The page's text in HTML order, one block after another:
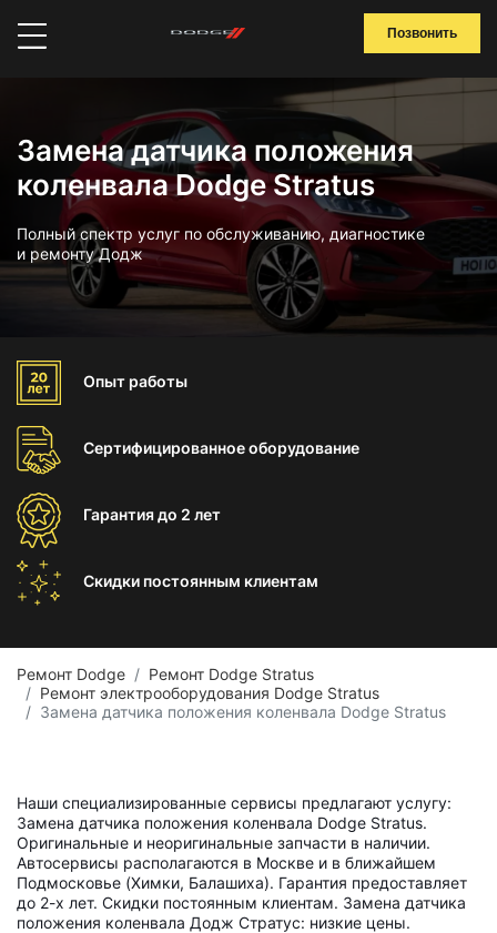
Позвонить
Замена датчика положения
коленвала Dodge Stratus
Полный спектр услуг по обслуживанию, диагностике
и ремонту Додж
Опыт работы
Сертифицированноеоборудование
Гарантиядо 2 лет
Скидки постоянным клиентам
Ремонт Dodge
Ремонт Dodge Stratus
Ремонт электрооборудования Dodge Stratus
Замена датчика положения коленвала Dodge Stratus
Наши специализированные сервисы предлагают услугу:
Замена датчика положения коленвала Dodge Stratus.
Оригинальные и неоригинальные запчасти в наличии.
Автосервисы располагаются в Москве и в ближайшем
Подмосковье (Химки, Балашиха). Гарантия предоставляет
до 2-х лет. Скидки постоянным клиентам. Замена датчика
положения коленвала Додж Стратус: низкие цены.